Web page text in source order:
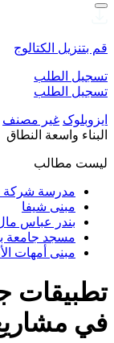
قم بتنزيل الكتالوج
تسجيل الطلب
تسجيل الطلب
ایزوبلوک غير مصنف
البناء واسعة النطاق
لیست مطالب
مدرسة شركة
مبنى شيفا
بندر عباس
مسجد جامعة
مبنى أمهات
تطبيقات
في